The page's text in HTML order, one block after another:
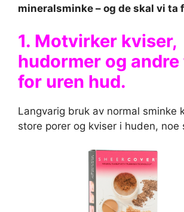
mineralsminke – og de skal vi ta
1. Motvirker kviser,
hudormer og
for uren hud.
Langvarig bruk av normal sminke
store porer og kviser i huden, noe